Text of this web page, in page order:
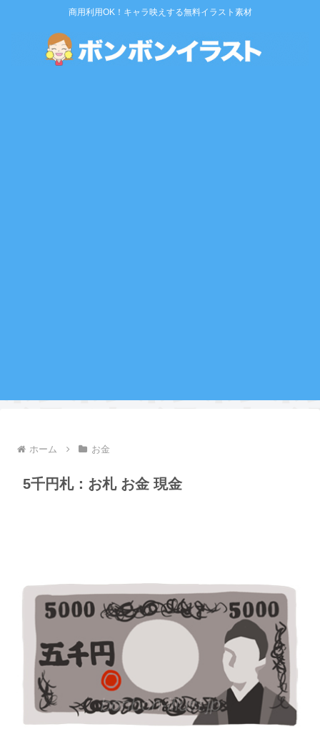
商用利用OK！キャラ映えする無料イラスト素材
ホーム お金
5千円札：お札 お金 現金